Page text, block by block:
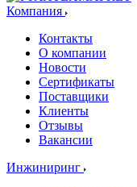
Компания
Контакты
О компании
Новости
Сертификаты
Поставщики
Клиенты
Отзывы
Вакансии
Инжиниринг